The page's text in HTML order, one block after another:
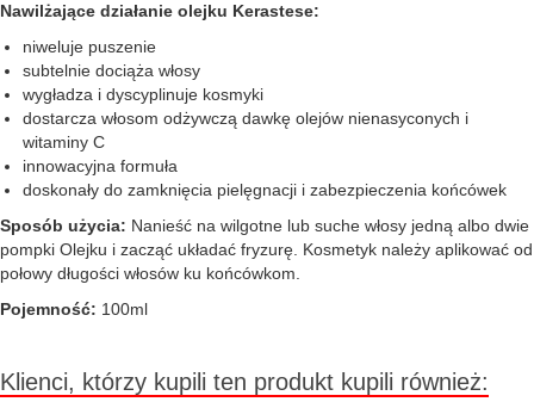
Nawilżające działanie olejku Kerastese:
niweluje puszenie
subtelnie dociąża włosy
wygładza i dyscyplinuje kosmyki
dostarcza włosom odżywczą dawkę olejów nienasyconych i
witaminy C
innowacyjna formuła
doskonały do zamknięcia pielęgnacji i zabezpieczenia końcówek
Sposób użycia: Nanieść na wilgotne lub suche włosy jedną albo dwie
pompki Olejku i zacząć układać fryzurę. Kosmetyk należy aplikować od
połowy długości włosów ku końcówkom.
Pojemność: 100ml
Klienci, którzy kupili ten produkt kupili również: